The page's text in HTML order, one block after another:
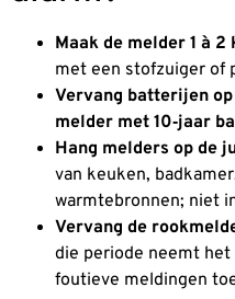
Maak de melder 1 à
met een stofzuiger of
Vervang batterijen
melder met 10‑jaar
Hang melders op de
van keuken,
warmtebronnen; niet
Vervang de
die periode neemt
foutieve meldingen